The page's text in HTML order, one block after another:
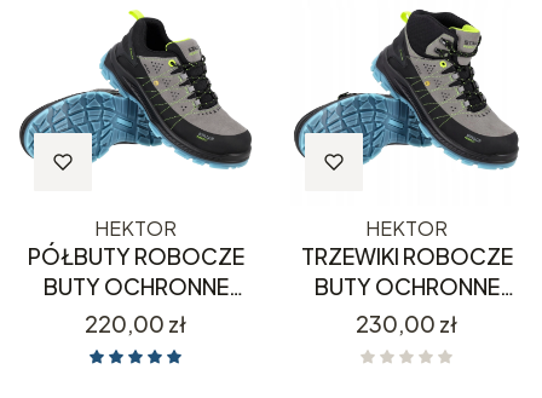
HEKTOR
PÓŁBUTY ROBOCZE
BUTY OCHRONNE
STALCO HEKTOR LOW
S3S ESD
Cena
220,00 zł
HEKTOR
TRZEWIKI ROBOCZE
BUTY OCHRONNE
STALCO HEKTOR HIGH
S3S ESD
Cena
230,00 zł